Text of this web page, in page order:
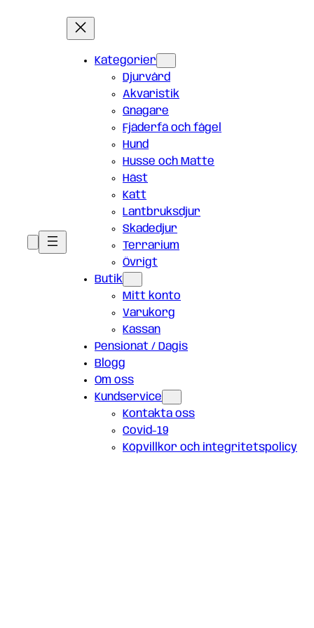
Kategorier
Djurvård
Akvaristik
Gnagare
Fjäderfä och fågel
Hund
Husse och Matte
Häst
Katt
Lantbruksdjur
Skadedjur
Terrarium
Övrigt
Butik
Mitt konto
Varukorg
Kassan
Pensionat / Dagis
Blogg
Om oss
Kundservice
Kontakta oss
Covid-19
Köpvillkor och integritetspolicy